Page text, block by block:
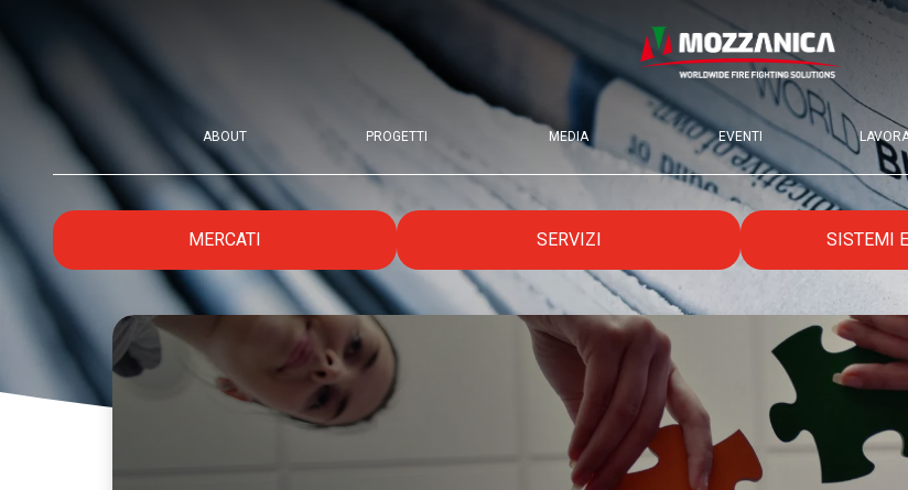
ABOUT PROGETTI MEDIA EVENTI
MERCATI SERVIZI SISTEMI